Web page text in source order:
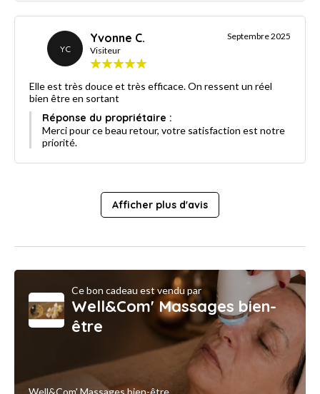
YC
Yvonne C.
Visiteur
Septembre 2025
Elle est très douce et très efficace. On ressent un réel
bien être en sortant
Réponse du propriétaire :
Merci pour ce beau retour, votre satisfaction est notre
priorité.
Afficher plus d'avis
Ce bon cadeau est vendu par
Well&Com' Massages bien-
être
Well&Com' Massages bien-être